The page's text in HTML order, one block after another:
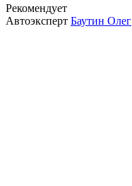
Рекомендует
Автоэксперт Баутин Олег